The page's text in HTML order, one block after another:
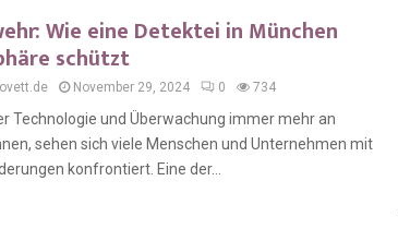
Wie eine Detektei in München
schützt
November 29, 2024 0 734
Technologie und Überwachung immer mehr an
sehen sich viele Menschen und Unternehmen mit
konfrontiert. Eine der...